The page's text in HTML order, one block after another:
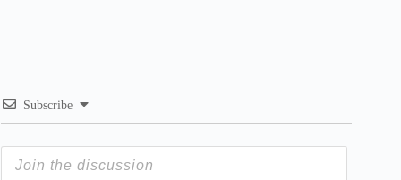
Subscribe